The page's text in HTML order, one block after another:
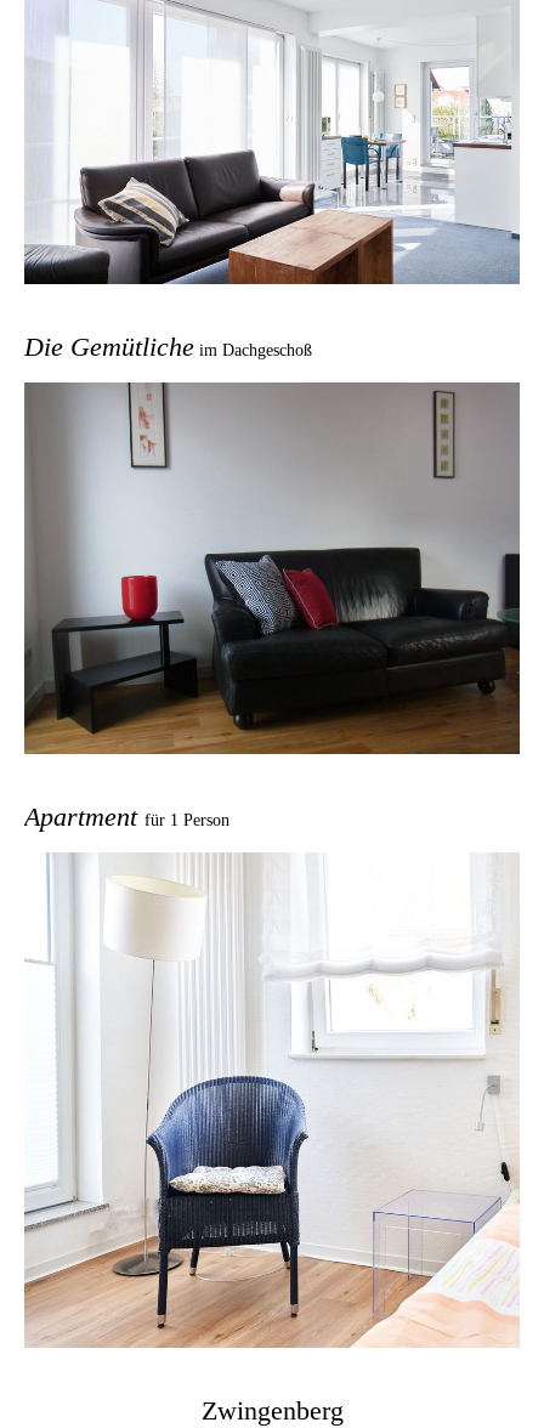
Die Gemütliche im Dachgeschoß
Apartment für 1 Person
Zwingenberg